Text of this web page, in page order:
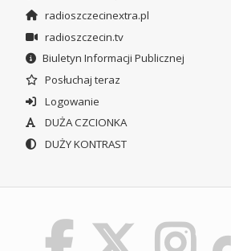
radioszczecinextra.pl
radioszczecin.tv
Biuletyn Informacji Publicznej
Posłuchaj teraz
Logowanie
DUŻA CZCIONKA
DUŻY KONTRAST